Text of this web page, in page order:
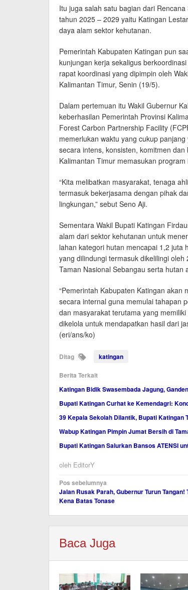
Itu juga salah satu bagian dari
tahun 2025 – 2029 yaitu Katingan
daya alam sektor kehutanan.
Pemerintah Kabupaten Katingan pun
kunjungan kerja sekaligus
rapat koordinasi yang dipimpin oleh
Kalimantan Timur, Senin (19/5).
Dalam pertemuan itu Wakil Gubernur
keberhasilan Pemerintah Provinsi
Forest Carbon Partnership Facility
memerlukan waktu yang cukup
secara intens, konsisten, komitmen
Kalimantan Timur memasukan program
“Kita melibatkan masyarakat, tenaga
termasuk bekerjasama dengan pihak
lingkungan,” sebut Seno Aji.
Sementara Wakil Bupati Katingan
alam dari sektor kehutanan untuk
lahan kategori hutan mencapai 1,2 juta
yang dilindungi termasuk dikelilingi
Taman Nasional Sebangau serta hutan
“Pemerintah Kabupaten Katingan
secara internal guna memulai tahapan
dan masyarakat terutama yang
dikelola untuk mendapatkan hasil dari
(eri/ans/ko)
Ditag katingan
Berita Terkait
Katingan Bidik Swasembada Jagung,
Bupati Katingan Curhat ke Kemendagri:
39 Kepala Sekolah Dilantik, Bupati Katingan
Wabup Katingan Pimpin Jumat Bersih di
Bupati Katingan Salurkan Bansos ATENSI
oleh EditorY
Navigasi
pos
Pos sebelumnya
Jalan Rusak Parah, Gubernur Turun Tangan!
Kena Batas Tonase
Baca Juga